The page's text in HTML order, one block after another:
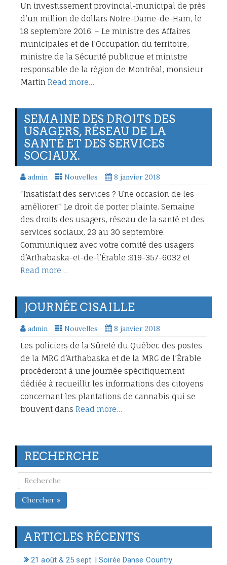
Un investissement provincial-municipal de près
d’un million de dollars Notre-Dame-de-Ham, le
18 septembre 2016. – Le ministre des Affaires
municipales et de l’Occupation du territoire,
ministre de la Sécurité publique et ministre
responsable de la région de Montréal, monsieur
Martin Read more…
SEMAINE DES DROITS DES
USAGERS, RÉSEAU DE LA
SANTÉ ET DES SERVICES
SOCIAUX.
admin Nouvelles 8 janvier 2018
“Insatisfait des services ? Une occasion de les
améliorer!” Le droit de porter plainte. Semaine
des droits des usagers, réseau de la santé et des
services sociaux, 23 au 30 septembre.
Communiquez avec votre comité des usagers
d’Arthabaska-et-de-l’Érable :819-357-6032 et
Read more…
JOURNÉE CISAILLE
admin Nouvelles 8 janvier 2018
Les policiers de la Sûreté du Québec des postes
de la MRC d’Arthabaska et de la MRC de l’Érable
procéderont à une journée spécifiquement
dédiée à recueillir les informations des citoyens
concernant les plantations de cannabis qui se
trouvent dans Read more…
RECHERCHE
Chercher »
ARTICLES RÉCENTS
21 août & 25 sept. | Soirée Danse Country